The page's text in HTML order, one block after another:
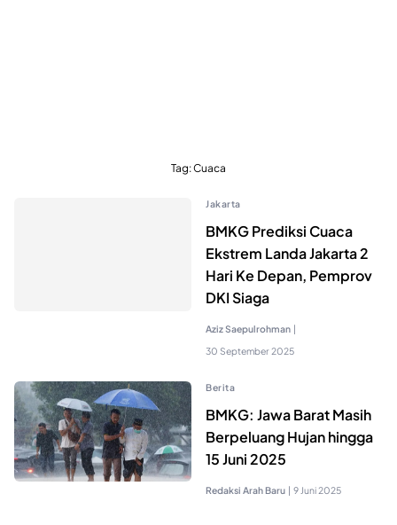
Tag:Cuaca
Jakarta
BMKG Prediksi Cuaca
Ekstrem Landa Jakarta 2
Hari Ke Depan, Pemprov
DKI Siaga
Aziz Saepulrohman |
30 September 2025
Berita
BMKG: Jawa Barat Masih
Berpeluang Hujan hingga
15 Juni 2025
Redaksi Arah Baru | 9 Juni 2025